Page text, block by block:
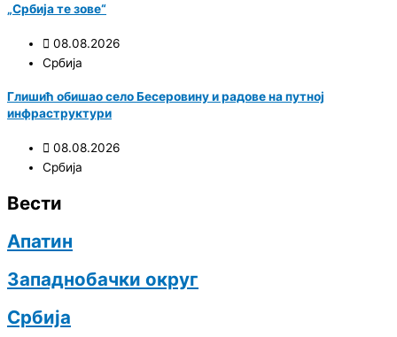
„Србија те зове“
08.08.2026
Србија
Глишић обишао село Бесеровину и радове на путној
инфраструктури
08.08.2026
Србија
Вести
Апатин
Западнобачки округ
Србија